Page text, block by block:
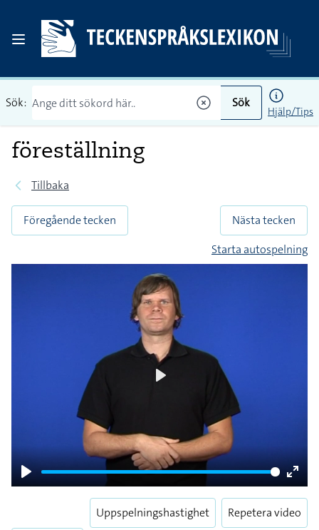
Sök: Sök
Hjälp/Tips
föreställning
Tillbaka
Föregående tecken
Nästa tecken
Starta autospelning
Play
Enter
Uppspelningshastighet Repetera video